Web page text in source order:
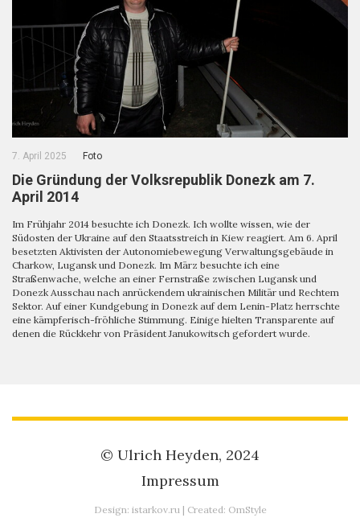
7. April 2025 Foto
Die Gründung der Volksrepublik Donezk am 7.
April 2014
Im Frühjahr 2014 besuchte ich Donezk. Ich wollte wissen, wie der
Südosten der Ukraine auf den Staatsstreich in Kiew reagiert. Am 6. April
besetzten Aktivisten der Autonomiebewegung Verwaltungsgebäude in
Charkow, Lugansk und Donezk. Im März besuchte ich eine
Straßenwache, welche an einer Fernstraße zwischen Lugansk und
Donezk Ausschau nach anrückendem ukrainischen Militär und Rechtem
Sektor. Auf einer Kundgebung in Donezk auf dem Lenin-Platz herrschte
eine kämpferisch-fröhliche Stimmung. Einige hielten Transparente auf
denen die Rückkehr von Präsident Janukowitsch gefordert wurde.
© Ulrich Heyden, 2024
Impressum
Design: istarkov.ru| Created: OmStyle